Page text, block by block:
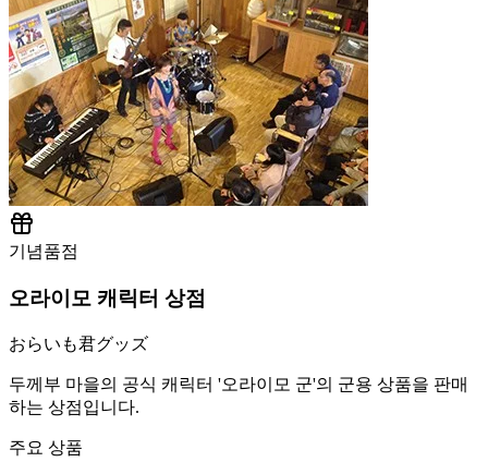
기념품점
오라이모 캐릭터 상점
おらいも君グッズ
두께부 마을의 공식 캐릭터 '오라이모 군'의 군용 상품을 판매
하는 상점입니다.
주요 상품